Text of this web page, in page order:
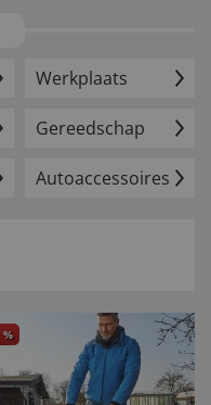
Werkplaats
Gereedschap
Autoaccessoires
%